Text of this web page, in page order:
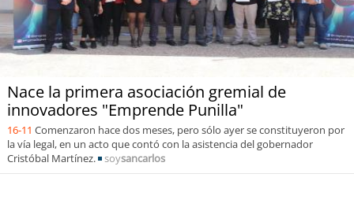
Nace la primera asociación gremial de
innovadores "Emprende Punilla"
16-11 Comenzaron hace dos meses, pero sólo ayer se constituyeron por
la vía legal, en un acto que contó con la asistencia del gobernador
Cristóbal Martínez.
soysancarlos